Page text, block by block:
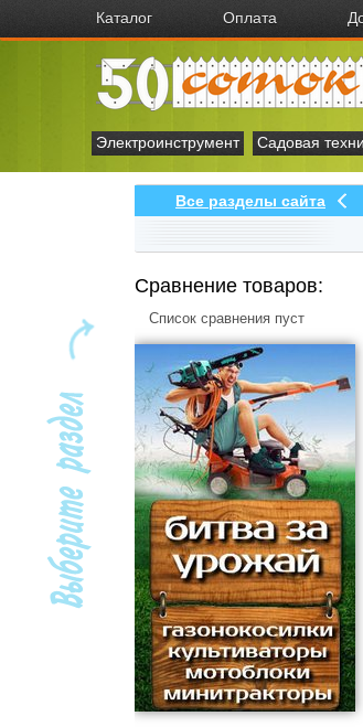
Каталог Оплата
Электроинструмент
Садовая
Все разделы сайта
Сравнение товаров:
Список сравнения пуст